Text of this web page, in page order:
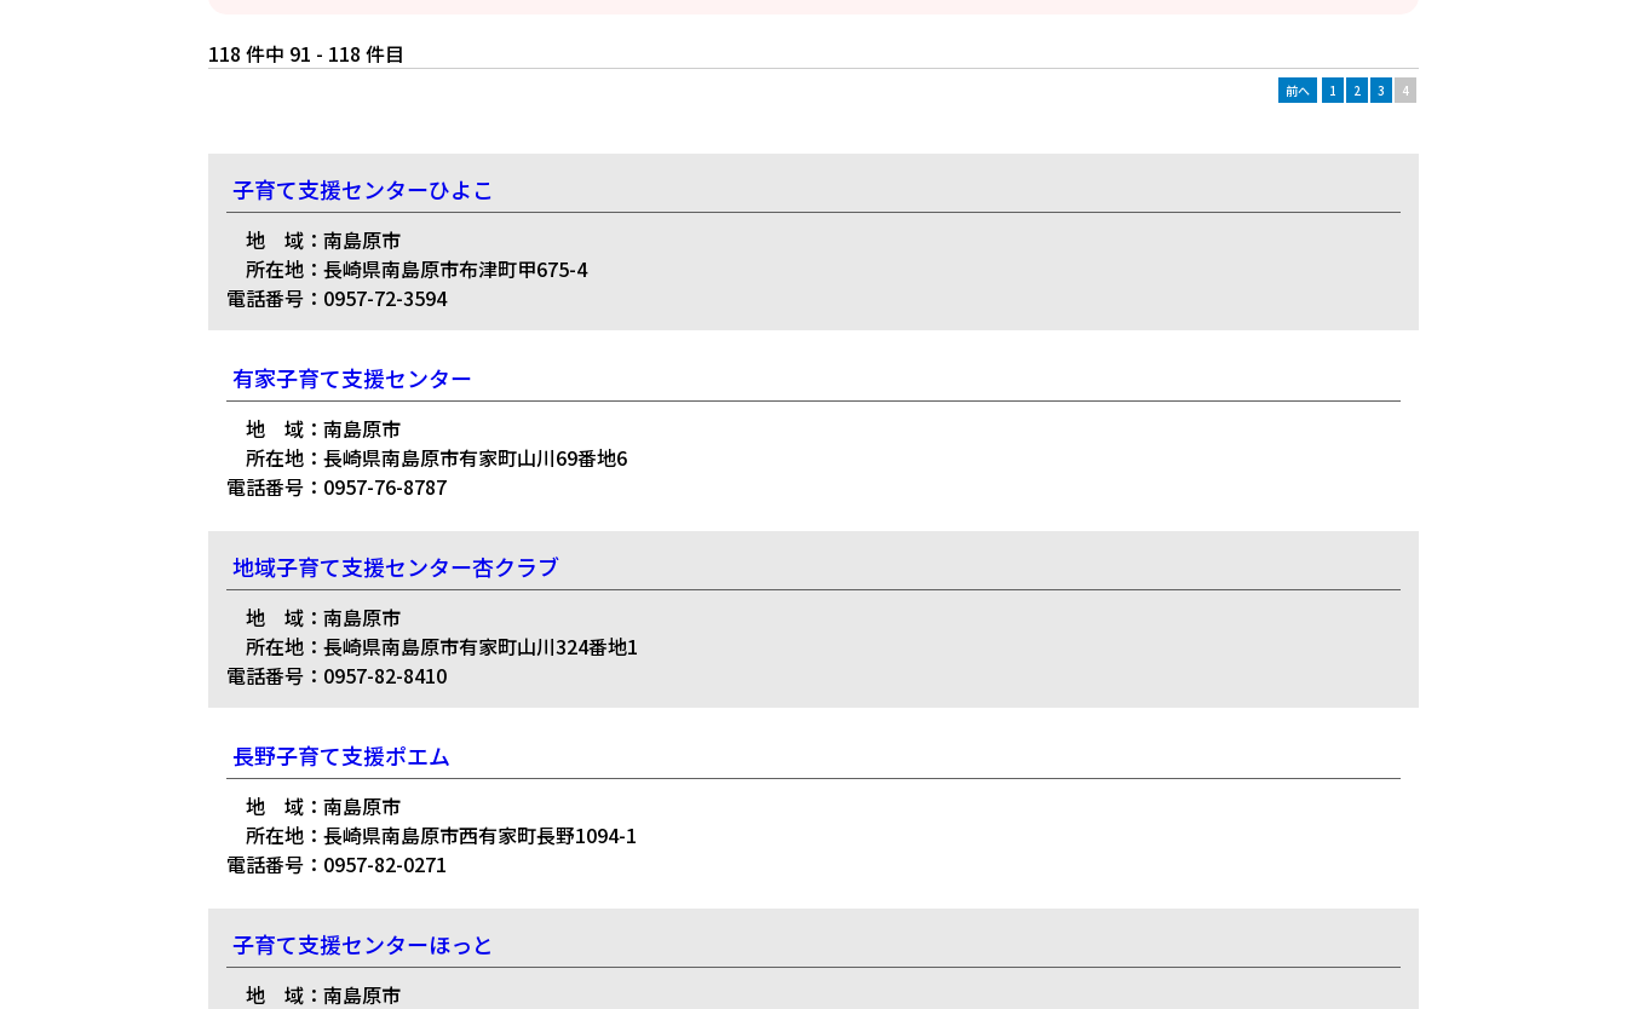
118 件中 91 - 118 件目
前へ 1 2 3 4
子育て支援センターひよこ
地 域：南島原市
所在地：長崎県南島原市布津町甲675-4
電話番号：0957-72-3594
有家子育て支援センター
地 域：南島原市
所在地：長崎県南島原市有家町山川69番地6
電話番号：0957-76-8787
地域子育て支援センター杏クラブ
地 域：南島原市
所在地：長崎県南島原市有家町山川324番地1
電話番号：0957-82-8410
長野子育て支援ポエム
地 域：南島原市
所在地：長崎県南島原市西有家町長野1094-1
電話番号：0957-82-0271
子育て支援センターほっと
地 域：南島原市